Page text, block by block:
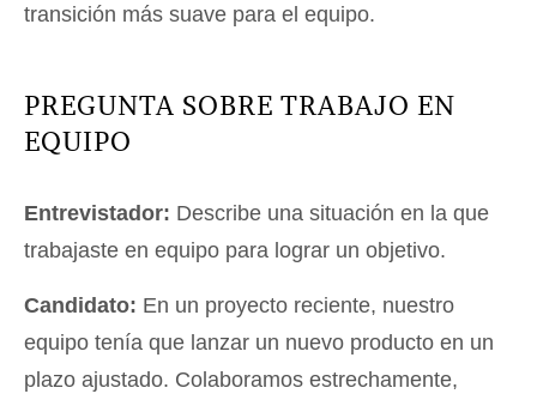
transición más suave para el equipo.
PREGUNTA SOBRE TRABAJO EN
EQUIPO
Entrevistador: Describe una situación en la que
trabajaste en equipo para lograr un objetivo.
Candidato: En un proyecto reciente, nuestro
equipo tenía que lanzar un nuevo producto en un
plazo ajustado. Colaboramos estrechamente,